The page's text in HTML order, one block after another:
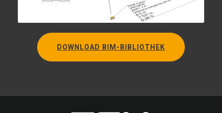
DOWNLOAD BIM-BIBLIOTHEK